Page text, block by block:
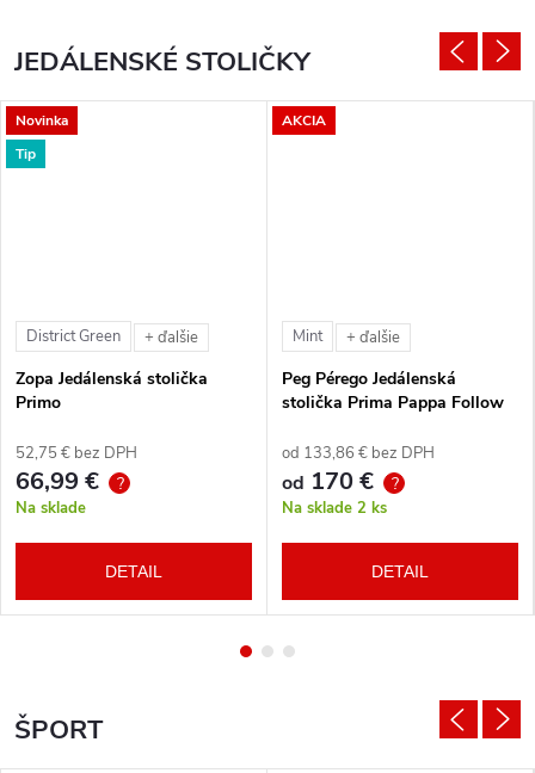
JEDÁLENSKÉ STOLIČKY
Novinka
Tip
District Green + ďalšie
Zopa Jedálenská stolička
Primo
52,75 € bez DPH
66,99 € ?
Na sklade
DETAIL
AKCIA
Mint + ďalšie
Peg Pérego Jedálenská
stolička Prima Pappa Follow
od 133,86 € bez DPH
od 170 € ?
Na sklade 2 ks
DETAIL
ŠPORT